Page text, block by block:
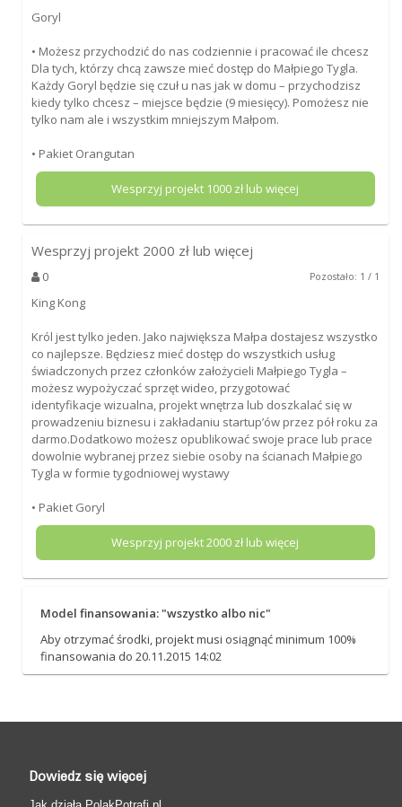
Goryl
• Możesz przychodzić do nas codziennie i pracować ile chcesz
Dla tych, którzy chcą zawsze mieć dostęp do Małpiego Tygla.
Każdy Goryl będzie się czuł u nas jak w domu – przychodzisz
kiedy tylko chcesz – miejsce będzie (9 miesięcy). Pomożesz nie
tylko nam ale i wszystkim mniejszym Małpom.
• Pakiet Orangutan
Wesprzyj projekt 1000 zł lub więcej
Wesprzyj projekt 2000 zł lub więcej
0 Pozostało: 1 / 1
King Kong
Król jest tylko jeden. Jako największa Małpa dostajesz wszystko
co najlepsze. Będziesz mieć dostęp do wszystkich usług
świadczonych przez członków założycieli Małpiego Tygla –
możesz wypożyczać sprzęt wideo, przygotować
identyfikacje wizualna, projekt wnętrza lub doszkalać się w
prowadzeniu biznesu i zakładaniu startup’ów przez pół roku za
darmo.Dodatkowo możesz opublikować swoje prace lub prace
dowolnie wybranej przez siebie osoby na ścianach Małpiego
Tygla w formie tygodniowej wystawy
• Pakiet Goryl
Wesprzyj projekt2000 zł lub więcej
Model finansowania: "wszystko albo nic"
Aby otrzymać środki, projekt musi osiągnąć minimum 100%
finansowania do 20.11.2015 14:02
Dowiedz się więcej